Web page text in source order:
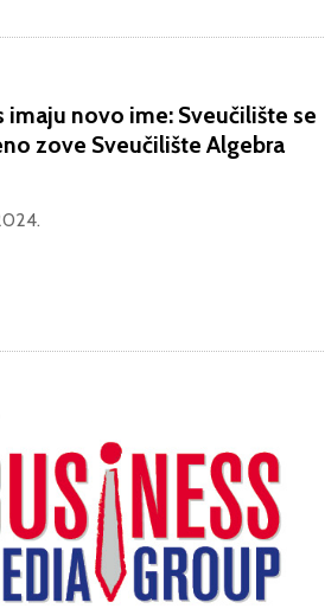
imaju novo ime: Sveučilište se
zove Sveučilište Algebra